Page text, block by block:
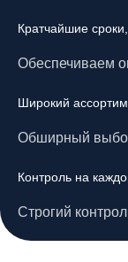
Кратчайшие
Обеспечиваем
Широкий
Обширный
Контроль на
Строгий